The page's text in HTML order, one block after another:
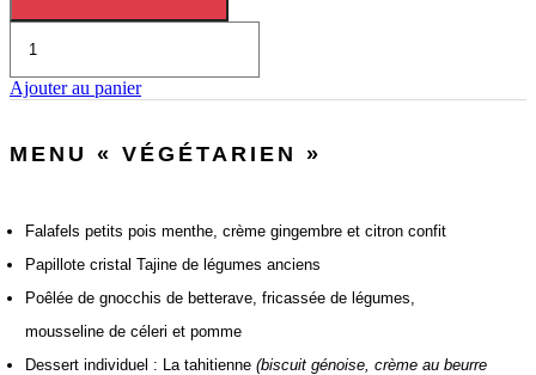
Menu
«
Ajouter au panier
MENU « VÉGÉTARIEN »
Falafels petits pois menthe, crème gingembre et citron confit
Papillote cristal Tajine de légumes anciens
Poêlée de gnocchis de betterave, fricassée de légumes,
mousseline de céleri et pomme
Dessert individuel : La tahitienne (biscuit génoise, crème au beurre